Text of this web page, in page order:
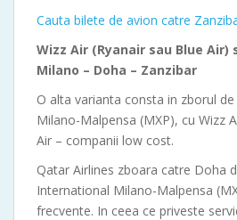
Cauta bilete de avion catre
Wizz Air (Ryanair sau Blue Air)
Milano – Doha – Zanzibar
O alta varianta consta in zborul
Milano-Malpensa (MXP), cu Wizz
Air – companii low cost.
Qatar Airlines zboara catre Doha
International Milano-Malpensa
frecvente. In ceea ce priveste